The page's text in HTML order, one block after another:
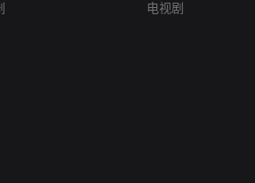
电视剧